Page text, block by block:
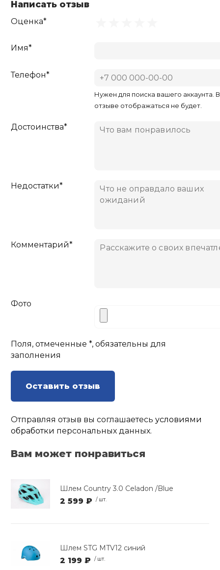
Написать отзыв
Оценка*
Имя*
Телефон*
Нужен для поиска вашего аккаунта. В
отзыве отображаться не будет.
Достоинства*
Недостатки*
Комментарий*
Фото
Поля, отмеченные *, обязательны для
заполнения
Оставить отзыв
Отправляя отзыв вы соглашаетесьусловиями
обработки персональных данных.
Вам может понравиться
Шлем Country 3.0 Celadon /Blue
2 599 ₽ / шт.
Шлем STG MTV12 синий
2 199 ₽ / шт.